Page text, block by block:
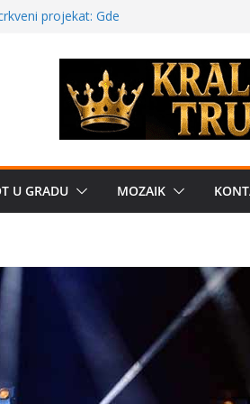
projekat: Gde
i sekularne
traženije Španija,
mira dočekao
U GRADU MOZAIK